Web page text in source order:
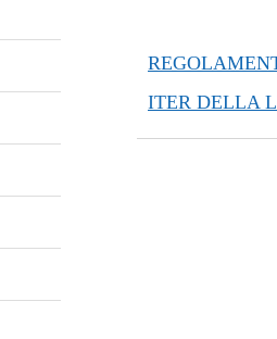
ITER DELLA